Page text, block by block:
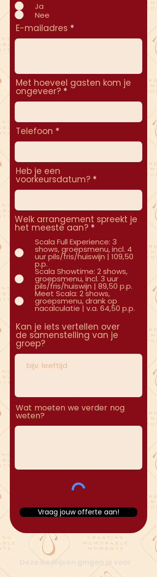
Ja
Nee
E-mailadres
Met hoeveel gasten kom je
ongeveer?
Telefoon
Heb je een
voorkeursdatum?
Welk arrangement spreekt je
het meeste aan? *
Scala Full Experience: 3
shows, groepsmenu, incl. 4
uur pils/fris/huiswijn | 109,50
p.p.
Scala Showtime: 2 shows,
groepsmenu, incl. 3 uur
pils/fris/huiswijn | 89,50 p.p.
Meet Scala: 2 shows,
groepsmenu, drank op
nacalculatie | v.a. 64,50 p.p.
Kan je iets vertellen over
de samenstelling van je
groep?
Wat moeten we verder nog
weten?
Vraag jouw offerte aan!
Deze bedrijven gingen je voor